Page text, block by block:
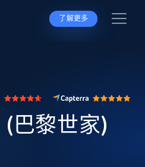
了解更多
巴黎世家)